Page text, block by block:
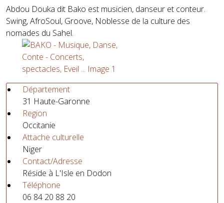
Abdou Douka dit Bako est musicien, danseur et conteur.
Swing, AfroSoul, Groove, Noblesse de la culture des
nomades du Sahel.
Département
31 Haute-Garonne
Region
Occitanie
Attache culturelle
Niger
Contact/Adresse
Réside à L'Isle en Dodon
Téléphone
06 84 20 88 20